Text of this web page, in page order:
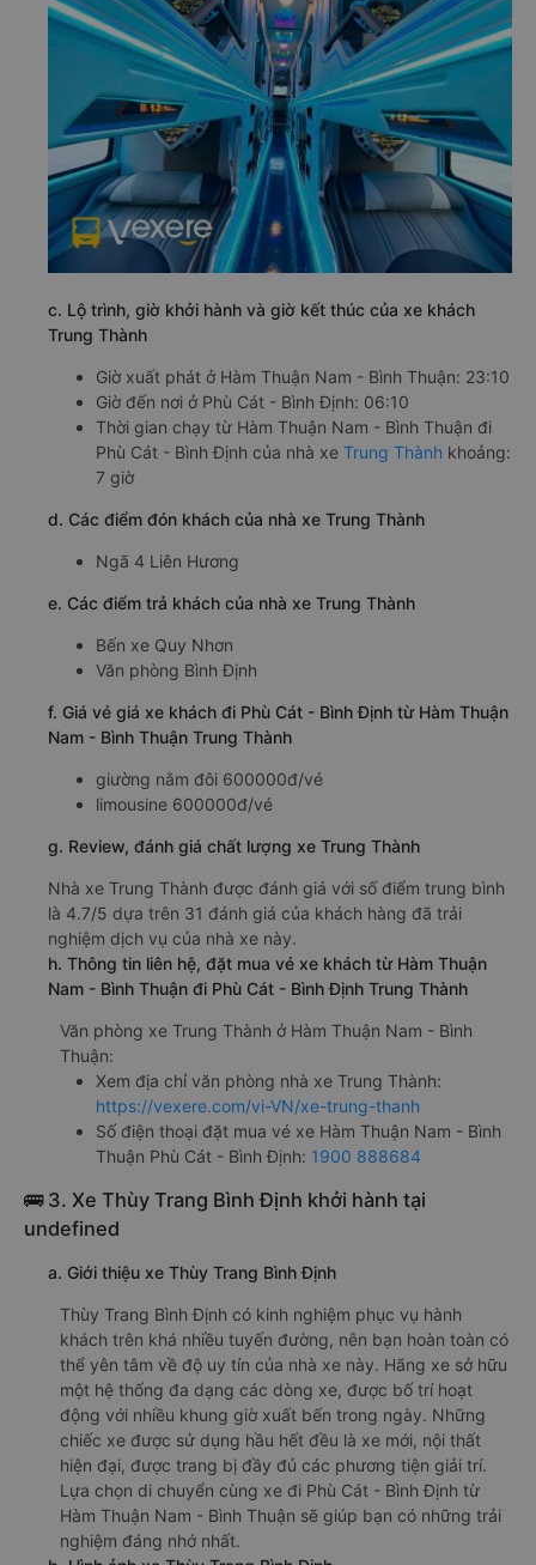
c. Lộ trình, giờ khởi hành và giờ kết thúc của xe khách
Trung Thành
Giờ xuất phát ở Hàm Thuận Nam - Bình Thuận: 23:10
Giờ đến nơi ở Phù Cát - Bình Định: 06:10
Thời gian chạy từ Hàm Thuận Nam - Bình Thuận đi
Phù Cát - Bình Định của nhà xe Trung Thành khoảng:
7 giờ
d. Các điểm đón khách của nhà xe Trung Thành
Ngã 4 Liên Hương
e. Các điểm trả khách của nhà xe Trung Thành
Bến xe Quy Nhơn
Văn phòng Bình Định
f. Giá vé giá xe khách đi Phù Cát - Bình Định từ Hàm Thuận
Nam - Bình Thuận Trung Thành
giường nằm đôi 600000đ/vé
limousine 600000đ/vé
g. Review, đánh giá chất lượng xe Trung Thành
Nhà xe Trung Thành được đánh giá với số điểm trung bình
là 4.7/5 dựa trên 31 đánh giá của khách hàng đã trải
nghiệm dịch vụ của nhà xe này.
h. Thông tin liên hệ, đặt mua vé xe khách từ Hàm Thuận
Nam - Bình Thuận đi Phù Cát - Bình Định Trung Thành
Văn phòng xe Trung Thành ở Hàm Thuận Nam - Bình
Thuận:
Xem địa chỉ văn phòng nhà xe Trung Thành:
https://vexere.com/vi-VN/xe-trung-thanh
Số điện thoại đặt mua vé xe Hàm Thuận Nam - Bình
Thuận Phù Cát - Bình Định: 1900 888684
🚌 3. Xe Thùy Trang Bình Định khởi hành tại
undefined
a. Giới thiệu xe Thùy Trang Bình Định
Thùy Trang Bình Định có kinh nghiệm phục vụ hành
khách trên khá nhiều tuyến đường, nên bạn hoàn toàn có
thể yên tâm về độ uy tín của nhà xe này. Hãng xe sở hữu
một hệ thống đa dạng các dòng xe, được bố trí hoạt
động với nhiều khung giờ xuất bến trong ngày. Những
chiếc xe được sử dụng hầu hết đều là xe mới, nội thất
hiện đại, được trang bị đầy đủ các phương tiện giải trí.
Lựa chọn di chuyển cùng xe đi Phù Cát - Bình Định từ
Hàm Thuận Nam - Bình Thuận sẽ giúp bạn có những trải
nghiệm đáng nhớ nhất.